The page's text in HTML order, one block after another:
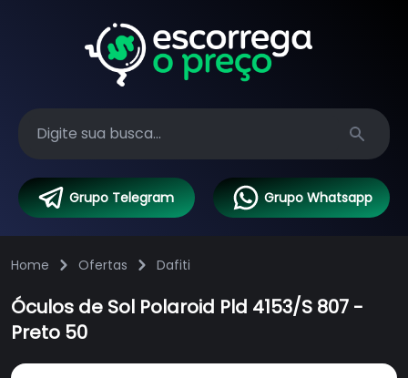
Search
Grupo Telegram Grupo Whatsapp
Home Ofertas Dafiti
Óculos de Sol Polaroid Pld 4153/S 807 -
Preto 50